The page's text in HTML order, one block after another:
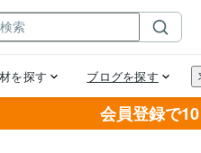
会員登録で